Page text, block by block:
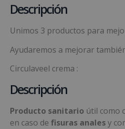
Descripción
Unimos 3 productos para
Ayudaremos a mejorar
Circulaveel crema :
Descripción
Producto sanitario útil como
en caso de fisuras analesy